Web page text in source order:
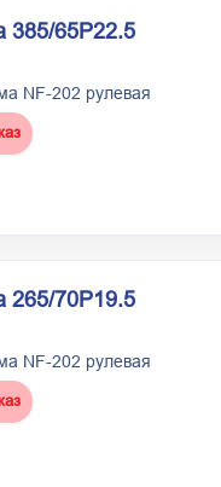
385/65Р22.5
NF-202 рулевая
265/70Р19.5
NF-202 рулевая